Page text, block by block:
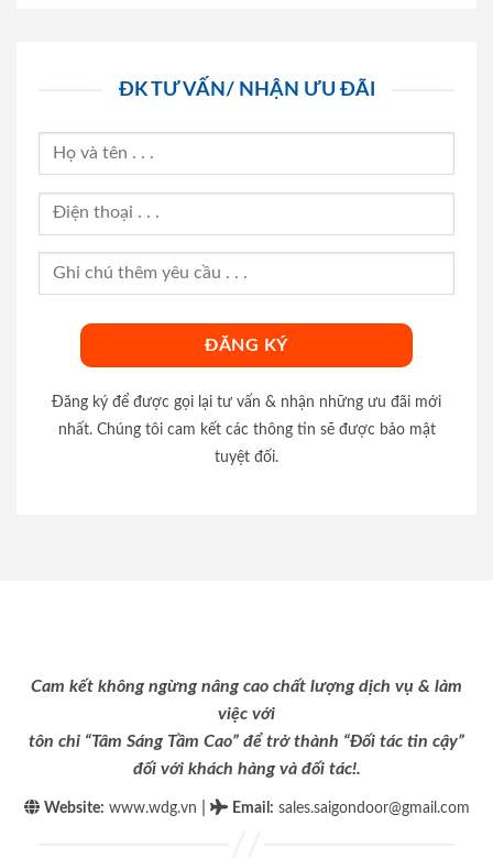
ĐK TƯ VẤN/ NHẬN ƯU ĐÃI
Đăng ký để được gọi lại tư vấn & nhận những ưu đãi mới
nhất. Chúng tôi cam kết các thông tin sẽ được bảo mật
tuyệt đối.
Cam kết không ngừng nâng cao chất lượng dịch vụ & làm
việc với
tôn chỉ “Tâm Sáng Tầm Cao” để trở thành “Đối tác tin cậy”
đối với khách hàng và đối tác!.
Website: www.wdg.vn Email : sales.saigondoor@gmail.com